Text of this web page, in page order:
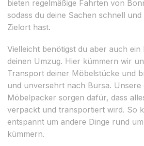
bieten regelmäßige Fahrten von
sodass du deine Sachen schnell
Zielort hast.
Vielleicht benötigst du aber auch
deinen Umzug. Hier kümmern wir
Transport deiner Möbelstücke und
und unversehrt nach Bursa. Unsere
Möbelpacker sorgen dafür, dass
verpackt und transportiert wird. So
entspannt um andere Dinge rund
kümmern.